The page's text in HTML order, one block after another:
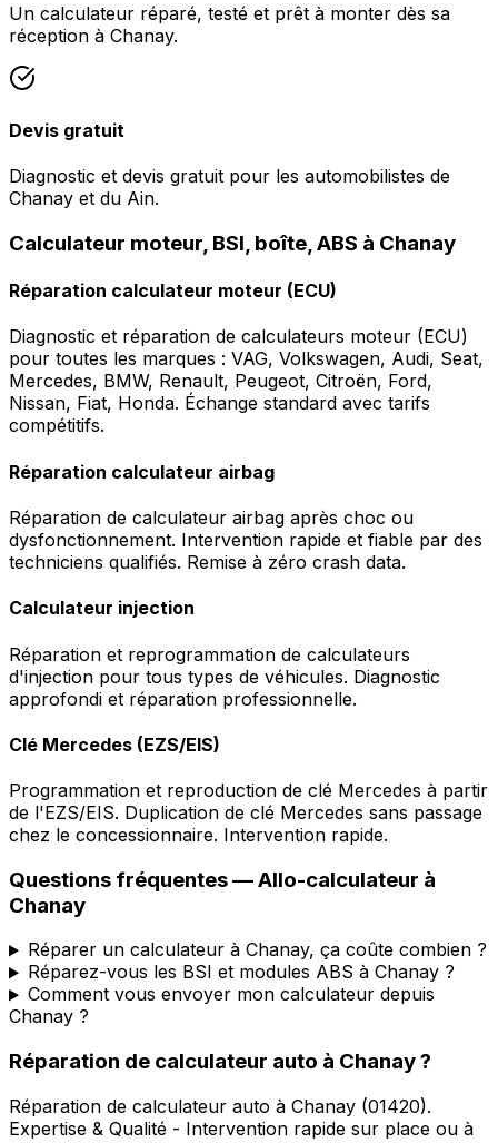
Un calculateur réparé, testé et prêt à monter dès sa
réception à Chanay.
Devis gratuit
Diagnostic et devis gratuit pour les automobilistes de
Chanay et du Ain.
Calculateur moteur, BSI, boîte, ABS à Chanay
Réparation calculateur moteur (ECU)
Diagnostic et réparation de calculateurs moteur (ECU)
pour toutes les marques : VAG, Volkswagen, Audi, Seat,
Mercedes, BMW, Renault, Peugeot, Citroën, Ford,
Nissan, Fiat, Honda. Échange standard avec tarifs
compétitifs.
Réparation calculateur airbag
Réparation de calculateur airbag après choc ou
dysfonctionnement. Intervention rapide et fiable par des
techniciens qualifiés. Remise à zéro crash data.
Calculateur injection
Réparation et reprogrammation de calculateurs
d'injection pour tous types de véhicules. Diagnostic
approfondi et réparation professionnelle.
Clé Mercedes (EZS/EIS)
Programmation et reproduction de clé Mercedes à partir
de l'EZS/EIS. Duplication de clé Mercedes sans passage
chez le concessionnaire. Intervention rapide.
Questions fréquentes —Allo-calculateur à
Chanay
Réparer un calculateur à Chanay, ça coûte combien ?
Réparez-vous les BSI et modules ABS à Chanay ?
Comment vous envoyer mon calculateur depuis
Chanay ?
Réparation de calculateur auto à Chanay?
Réparation de calculateur auto à Chanay (01420).
Expertise & Qualité - Intervention rapide sur place ou à